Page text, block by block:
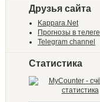
Друзья сайта
Kappara.Net
Прогнозы в телеге
Telegram channel
Статистика